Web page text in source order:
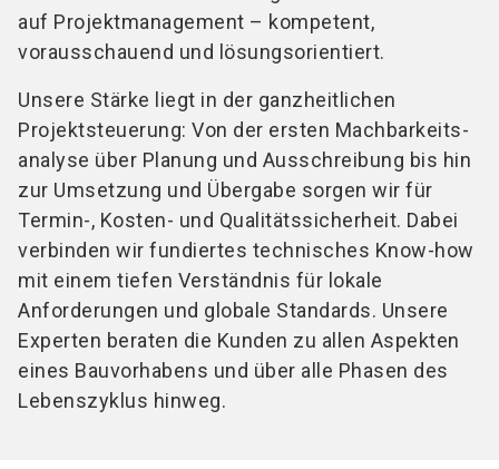
auf Projektmanagement – kompetent,
vorausschauend und lösungsorientiert.
Unsere Stärke liegt in der ganzheitlichen
Projektsteuerung: Von der ersten Machbarkeits-
analyse über Planung und Ausschreibung bis hin
zur Umsetzung und Übergabe sorgen wir für
Termin-, Kosten- und Qualitätssicherheit. Dabei
verbinden wir fundiertes technisches Know-how
mit einem tiefen Verständnis für lokale
Anforderungen und globale Standards. Unsere
Experten beraten die Kunden zu allen Aspekten
eines Bauvorhabens und über alle Phasen des
Lebenszyklus hinweg.